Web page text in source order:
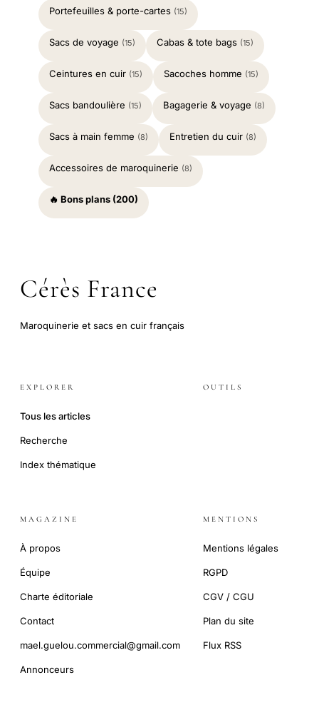
Portefeuilles & porte-cartes (15)
Sacs de voyage (15) Cabas & tote bags (15)
Ceintures en cuir (15) Sacoches homme (15)
Sacs bandoulière (15) Bagagerie & voyage (8)
Sacs à main femme (8) Entretien du cuir (8)
Accessoires de maroquinerie (8)
🔥 Bons plans (200)
Cérès France
Maroquinerie et sacs en cuir français
EXPLORER
Tous les articles
Recherche
Index thématique
OUTILS
MAGAZINE
À propos
Équipe
Charte éditoriale
Contact
mael.guelou.commercial@gmail.com
Annonceurs
MENTIONS
Mentions légales
RGPD
CGV / CGU
Plan du site
Flux RSS